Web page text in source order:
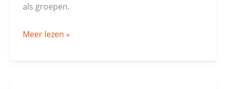
als groepen.
Meer lezen »